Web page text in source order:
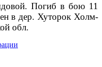
Погиб в бою 11
в дер. Хуторок Холм-
обл.